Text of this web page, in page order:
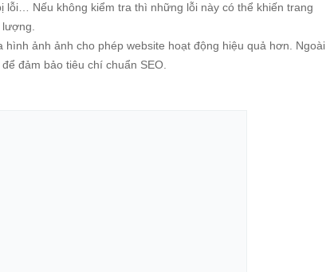
Nếu không kiểm tra thì những lỗi này có thể khiến trang
lượng.
ảnh ảnh cho phép website hoạt động hiệu quả hơn. Ngoài
đảm bảo tiêu chí chuẩn SEO.